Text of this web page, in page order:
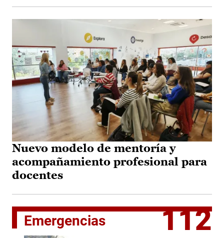
Nuevo modelo de mentoría y
acompañamiento profesional para
docentes
Emergencias 112